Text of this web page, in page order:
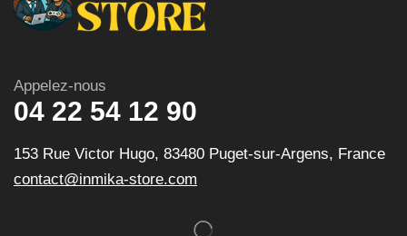
Appelez-nous
04 22 54 12 90
153 Rue Victor Hugo, 83480 Puget-sur-Argens, France
contact@inmika-store.com